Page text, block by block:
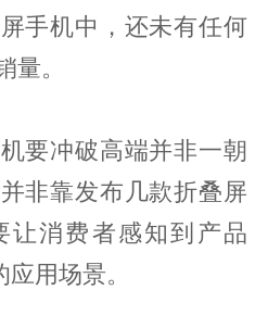
手机中，还未有任何
量。
要冲破高端并非一朝
非靠发布几款折叠屏
让消费者感知到产品
应用场景。